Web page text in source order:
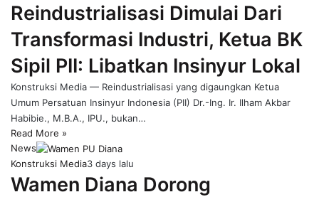
Reindustrialisasi Dimulai Dari
Transformasi Industri, Ketua BK
Sipil PII: Libatkan Insinyur Lokal
Konstruksi Media — Reindustrialisasi yang digaungkan Ketua
Umum Persatuan Insinyur Indonesia (PII) Dr.-Ing. Ir. Ilham Akbar
Habibie., M.B.A., IPU., bukan…
Read More »
News
Konstruksi Media3 days lalu
Wamen Diana Dorong